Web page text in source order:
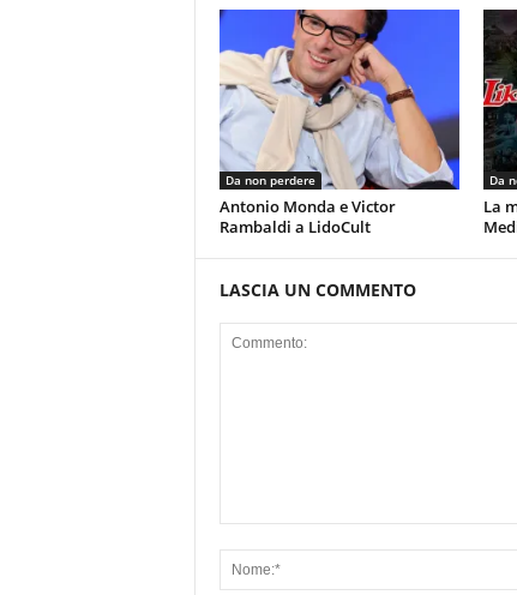
Da non perdere
Antonio Monda e Victor
Rambaldi a LidoCult
Da
La
LASCIA UN COMMENTO